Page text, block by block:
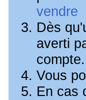
vendre
Dès
averti
compte.
Vous
En cas